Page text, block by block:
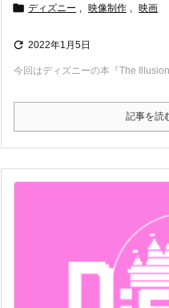
 ディズニー 映像制作 映画
 2022年1月5日
今回はディズニーの本『The
記事を読